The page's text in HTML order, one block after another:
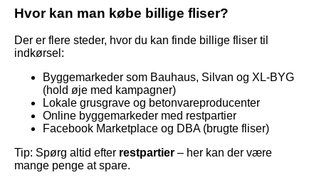
Hvor kan man købe billige fliser?
Der er flere steder, hvor du kan finde billige fliser til
indkørsel:
Byggemarkeder som Bauhaus, Silvan og XL-BYG
(hold øje med kampagner)
Lokale grusgrave og betonvareproducenter
Online byggemarkeder med restpartier
Facebook Marketplace og DBA (brugte fliser)
Tip: Spørg altid efter restpartier – her kan der være
mange penge at spare.